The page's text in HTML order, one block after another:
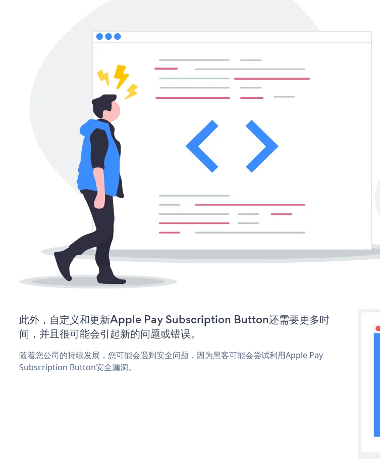
此外，自定义和更新Apple Pay Subscription Button还需要更多时
间，并且很可能会引起新的问题或错误。
随着您公司的持续发展，您可能会遇到安全问题，因为黑客可能会尝试利用Apple Pay
Subscription Button安全漏洞。